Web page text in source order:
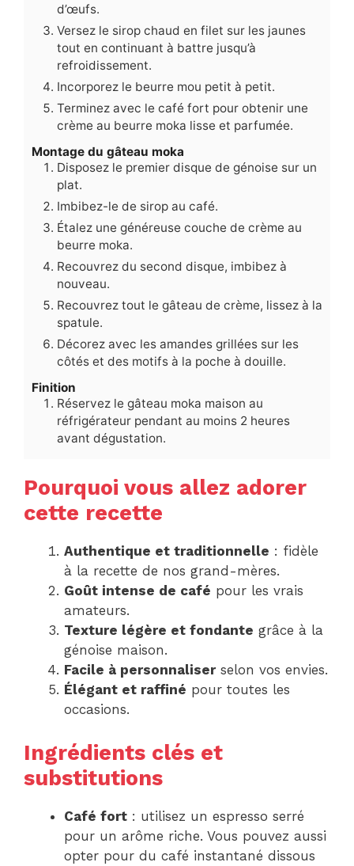
d’œufs.
Versez le sirop chaud en filet sur les jaunes
tout en continuant à battre jusqu’à
refroidissement.
Incorporez le beurre mou petit à petit.
Terminez avec le café fort pour obtenir une
crème au beurre moka lisse et parfumée.
Montage du gâteau moka
Disposez le premier disque de génoise sur un
plat.
Imbibez-le de sirop au café.
Étalez une généreuse couche de crème au
beurre moka.
Recouvrez du second disque, imbibez à
nouveau.
Recouvrez tout le gâteau de crème, lissez à la
spatule.
Décorez avec les amandes grillées sur les
côtés et des motifs à la poche à douille.
Finition
Réservez le gâteau moka maison au
réfrigérateur pendant au moins 2 heures
avant dégustation.
Pourquoi vous allez adorer
cette recette
Authentique et traditionnelle : fidèle
à la recette de nos grand-mères.
Goût intense de café pour les vrais
amateurs.
Texture légère et fondante grâce à la
génoise maison.
Facile à personnaliserselon vos envies.
Élégant et raffiné pour toutes les
occasions.
Ingrédients clés et
substitutions
Café fort : utilisez un espresso serré
pour un arôme riche. Vous pouvez aussi
opter pour du café instantané dissous